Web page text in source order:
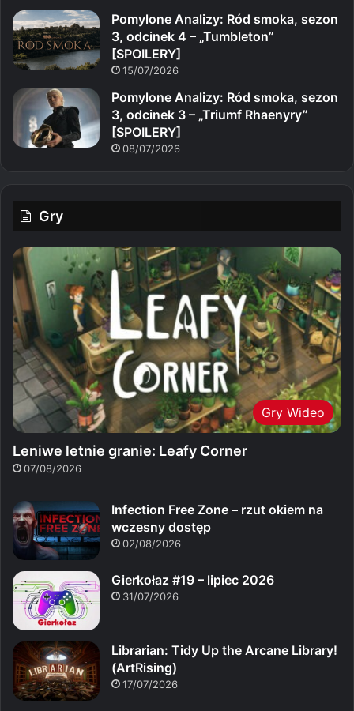
Pomylone Analizy: Ród smoka, sezon
3, odcinek 4 – „Tumbleton”
[SPOILERY]
15/07/2026
Pomylone Analizy: Ród smoka, sezon
3, odcinek 3 – „Triumf Rhaenyry”
[SPOILERY]
08/07/2026
Gry
Gry Wideo
Leniwe letnie granie: Leafy Corner
07/08/2026
Infection Free Zone – rzut okiem na
wczesny dostęp
02/08/2026
Gierkołaz #19 – lipiec 2026
31/07/2026
Librarian: Tidy Up the Arcane Library!
(ArtRising)
17/07/2026